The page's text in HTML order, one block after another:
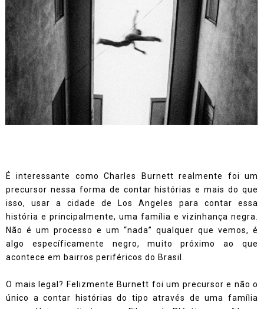
É interessante como Charles Burnett realmente foi um
precursor nessa forma de contar histórias e mais do que
isso, usar a cidade de Los Angeles para contar essa
história e principalmente, uma família e vizinhança negra.
Não é um processo e um “nada” qualquer que vemos, é
algo específicamente negro, muito próximo ao que
acontece em bairros periféricos do Brasil.
O mais legal? Felizmente Burnett foi um precursor e não o
único a contar histórias do tipo através de uma família